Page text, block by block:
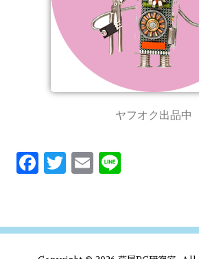
ヤフオク出品中
F
b
o
T
te
r
E
l